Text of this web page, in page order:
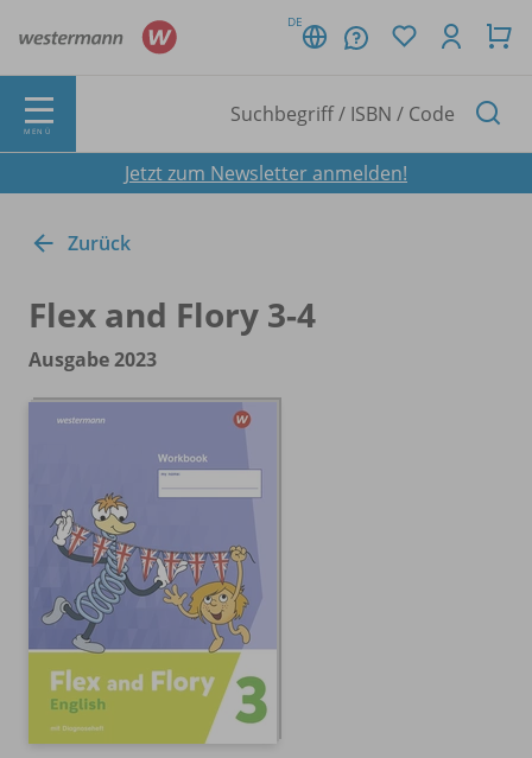
DE
MENÜ
Jetzt zum Newsletter anmelden!
Zurück
Flex and Flory 3-4
Ausgabe 2023